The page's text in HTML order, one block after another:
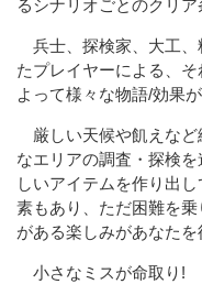
るシナリオごとのクリア
兵士、探検家、大工、
たプレイヤーによる、
よって様々な物語/効果
厳しい天候や飢えなど
なエリアの調査・探検
しいアイテムを作り出
素もあり、ただ困難を
がある楽しみがあなたを
小さなミスが命取り!